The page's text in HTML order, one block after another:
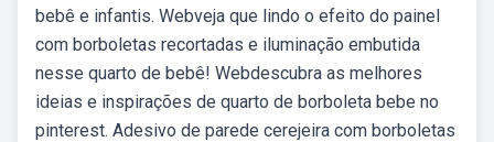
bebê e infantis. Webveja que lindo o efeito do painel
com borboletas recortadas e iluminação embutida
nesse quarto de bebê! Webdescubra as melhores
ideias e inspirações de quarto de borboleta bebe no
pinterest. Adesivo de parede cerejeira com borboletas